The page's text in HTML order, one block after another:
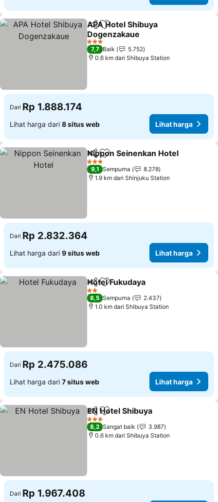
BagikanTambahkan ke favorit
APA Hotel Shibuya
Dogenzakaue
3 Bintang
7,7 Baik
5.752
0.6 km dari Shibuya Station
Dari Rp 1.888.174
Lihat harga dari 8 situs web Lihat harga
BagikanTambahkan ke favorit
Nippon Seinenkan Hotel
3 Bintang
9,1 Sempurna
8.278
1.9 km dari Shinjuku Station
Dari Rp 2.832.364
Lihat harga dari 9 situs web Lihat harga
BagikanTambahkan ke favorit
Hotel Fukudaya
2 Bintang
8,5 Sempurna
2.437
1.0 km dari Shibuya Station
Dari Rp 2.475.086
Lihat harga dari 7 situs web Lihat harga
BagikanTambahkan ke favorit
EN Hotel Shibuya
3 Bintang
8,2 Sangat baik
3.987
0.6 km dari Shibuya Station
Dari Rp 1.967.408